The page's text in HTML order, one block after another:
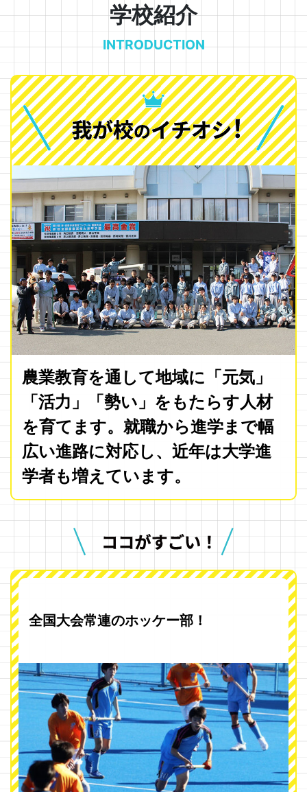
学校紹介
INTRODUCTION
農業教育を通して地域に「元気」
「活力」「勢い」をもたらす人材
を育てます。就職から進学まで幅
広い進路に対応し、近年は大学進
学者も増えています。
全国大会常連のホッケー部！